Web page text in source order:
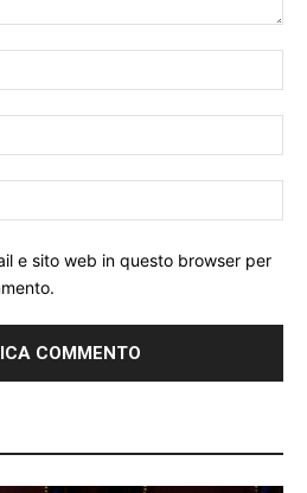
e sito web in questo browser per